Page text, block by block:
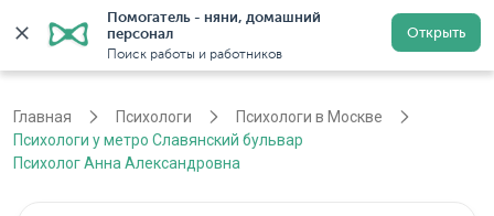
Помогатель - няни, домашний
персонал
Поиск работы и работников
Открыть
Регистрация
Главная Психологи
Психологи в Москве
Психологи у метро Славянский бульвар
Психолог Анна Александровна